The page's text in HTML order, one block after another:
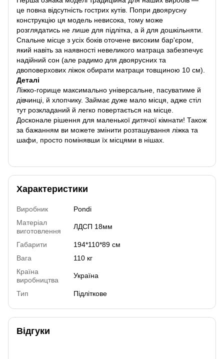
це повна відсутність гострих кутів. Попри двоярусну
конструкцію ця модель невисока, тому може
розглядатись не лише для підлітка, а й для дошкільняти.
Спальне місце з усіх боків оточене високим бар'єром,
який навіть за наявності невеликого матраца забезпечує
надійний сон (але радимо для двоярусних та
двоповерхових ліжок обирати матраци товщиною 10 см).
Деталі
Ліжко-горище максимально універсальне, пасуватиме й
дівчинці, й хлопчику. Займає дуже мало місця, адже стіл
тут розкладаний й легко повертається на місце.
Досконале рішення для маленької дитячої кімнати! Також
за бажанням ви можете змінити розташування ліжка та
шафи, просто помінявши їх місцями в нішах.
Характеристики
Виробник
Pondi
Матеріал
виготовлення
ЛДСП 18мм
Габарити
194*110*89 см
Вага
110 кг
Країна
виробництва
Україна
Тип Підліткове
Відгуки